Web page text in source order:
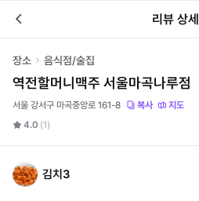
리뷰 상세
장소 음식점/술집
역전할머니맥주 서울마곡나루점
서울 강서구 마곡중앙로 161-8 복사
지도
4.0 (1)
김치3